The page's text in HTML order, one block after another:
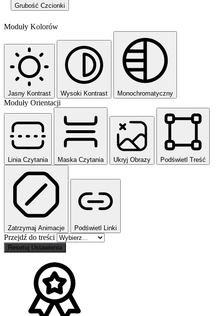
Grubość Czcionki
Moduły Kolorów
Jasny Kontrast Wysoki Kontrast Monochromatyczny
Moduły Orientacji
Linia Czytania Maska Czytania Ukryj Obrazy Podświetl Treść
Zatrzymaj Animacje Podświetl Linki
Przejdź do treści
Resetuj Ustawienia